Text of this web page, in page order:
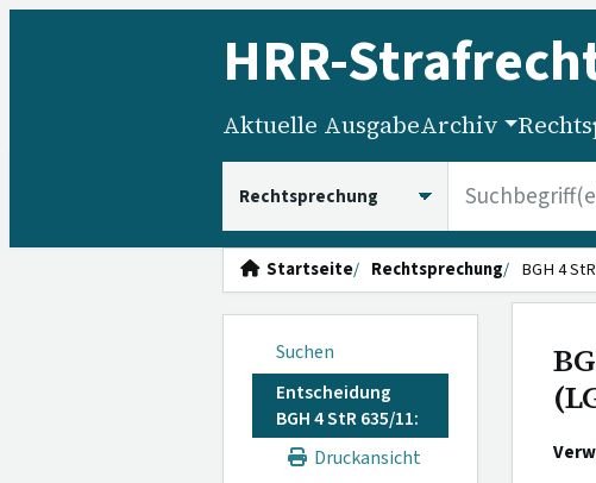
HRR-
Aktuelle AusgabeArchiv
Startseite Rechtsprechung BGH 4
Suchen
Entscheidung
BGH 4 StR 635/11:
Druckansicht